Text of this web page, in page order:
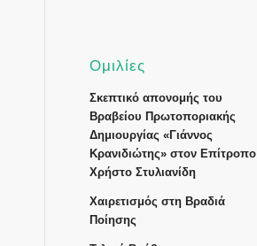
Ομιλίες
Σκεπτικό απονομής του
Βραβείου Πρωτοποριακής
Δημιουργίας «Γιάννος
Κρανιδιώτης» στον Επίτροπο
Χρήστο Στυλιανίδη
Χαιρετισμός στη Βραδιά
Ποίησης